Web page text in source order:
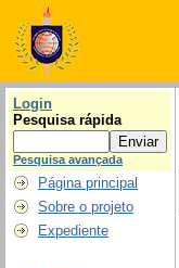
Login
Pesquisa rápida
Pesquisa avançada
Página principal
Sobre o projeto
Expediente